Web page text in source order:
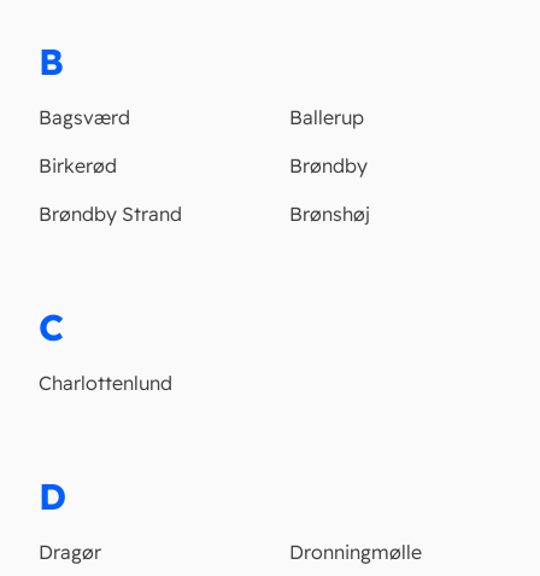
B
Bagsværd
Ballerup
Birkerød
Brøndby
Brøndby Strand
Brønshøj
C
Charlottenlund
D
Dragør
Dronningmølle